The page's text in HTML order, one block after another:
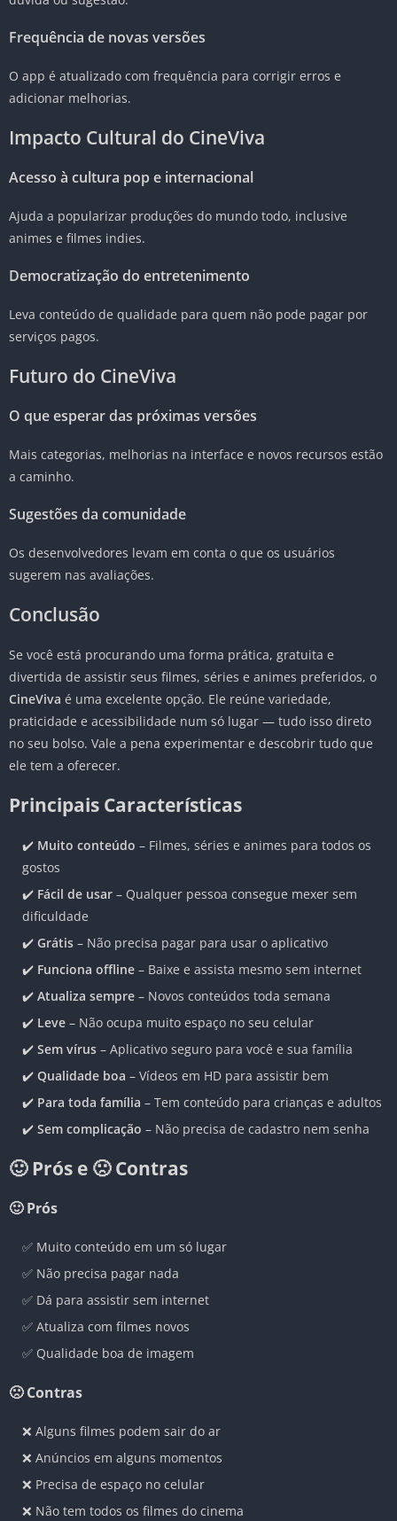
Frequência de novas versões
O app é atualizado com frequência para corrigir erros e
adicionar melhorias.
Impacto Cultural do CineViva
Acesso à cultura pop e internacional
Ajuda a popularizar produções do mundo todo, inclusive
animes e filmes indies.
Democratização do entretenimento
Leva conteúdo de qualidade para quem não pode pagar por
serviços pagos.
Futuro do CineViva
O que esperar das próximas versões
Mais categorias, melhorias na interface e novos recursos estão
a caminho.
Sugestões da comunidade
Os desenvolvedores levam em conta o que os usuários
sugerem nas avaliações.
Conclusão
Se você está procurando uma forma prática, gratuita e
divertida de assistir seus filmes, séries e animes preferidos, o
CineViva é uma excelente opção. Ele reúne variedade,
praticidade e acessibilidade num só lugar — tudo isso direto
no seu bolso. Vale a pena experimentar e descobrir tudo que
ele tem a oferecer.
Principais Características
✔️ Muito conteúdo – Filmes, séries e animes para todos os
gostos
✔️ Fácil de usar – Qualquer pessoa consegue mexer sem
dificuldade
✔️ Grátis – Não precisa pagar para usar o aplicativo
✔️ Funciona offline – Baixe e assista mesmo sem internet
✔️ Atualiza sempre – Novos conteúdos toda semana
✔️ Leve – Não ocupa muito espaço no seu celular
✔️ Sem vírus – Aplicativo seguro para você e sua família
✔️ Qualidade boa – Vídeos em HD para assistir bem
✔️ Para toda família – Tem conteúdo para crianças e adultos
✔️ Sem complicação – Não precisa de cadastro nem senha
🙂 Prós e 🙁 Contras
🙂 Prós
✅ Muito conteúdo em um só lugar
✅ Não precisa pagar nada
✅ Dá para assistir sem internet
✅ Atualiza com filmes novos
✅ Qualidade boa de imagem
🙁 Contras
❌ Alguns filmes podem sair do ar
❌ Anúncios em alguns momentos
❌ Precisa de espaço no celular
❌ Não tem todos os filmes do cinema